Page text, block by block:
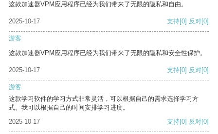
这款加速器VPM应用程序已经为我们带来了无限的隐私和自由。
2025-10-17 支持[0] 反对[0]
游客
这款加速器VPM应用程序已经为我们带来了无限的隐私和安全性保护。
2025-10-17 支持[0] 反对[0]
游客
这款学习软件的学习方式非常灵活，可以根据自己的需求选择学习方
式。我可以根据自己的时间安排学习进度。
2025-10-17
支持[0] 反对[0]